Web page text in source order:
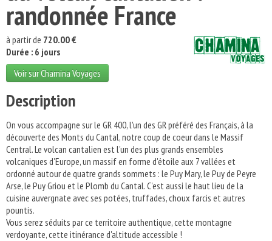
randonnée France
à partir de 720.00 €
Durée : 6 jours
Voir sur Chamina Voyages
Description
On vous accompagne sur le GR 400, l'un des GR préféré des Français, à la
découverte des Monts du Cantal, notre coup de coeur dans le Massif
Central. Le volcan cantalien est l'un des plus grands ensembles
volcaniques d'Europe, un massif en forme d'étoile aux 7 vallées et
ordonné autour de quatre grands sommets : le Puy Mary, le Puy de Peyre
Arse, le Puy Griou et le Plomb du Cantal. C'est aussi le haut lieu de la
cuisine auvergnate avec ses potées, truffades, choux farcis et autres
pountis.
Vous serez séduits par ce territoire authentique, cette montagne
verdoyante, cette itinérance d'altitude accessible !